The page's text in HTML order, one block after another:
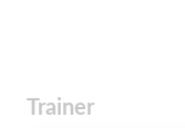
Trainer